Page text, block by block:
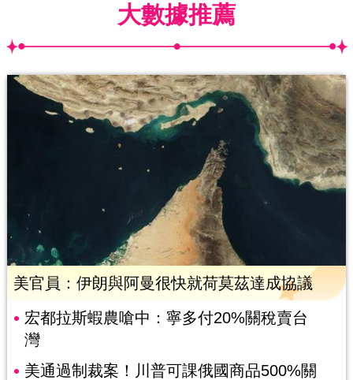
大數據推薦
美官員：伊朗與阿曼很快就荷莫茲達成協議
宏都拉斯蝦農嗆中：寧多付20%關稅賣台
灣
美通過制裁案！川普可課俄國商品500%關